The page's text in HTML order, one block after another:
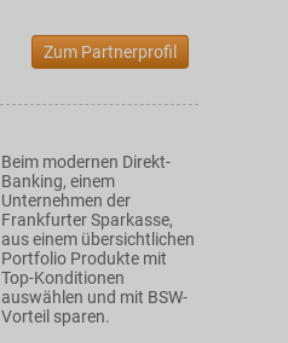
Zum Partnerprofil
Beim modernen Direkt-
Banking, einem
Unternehmen der
Frankfurter Sparkasse,
aus einem übersichtlichen
Portfolio Produkte mit
Top-Konditionen
auswählen und mit BSW-
Vorteil sparen.